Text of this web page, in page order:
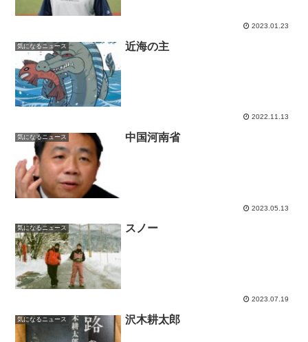
2023.01.23
気になるニュース 近海の主
2022.11.13
気になるニュース 中国河南省
2023.05.13
気になるニュース スノー
2023.07.19
気になるニュース 沢木耕太郎